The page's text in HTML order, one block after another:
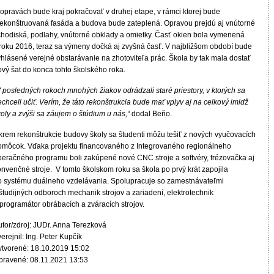
bude kraj pokračovať v druhej etape, v rámci ktorej bude
fasáda a budova bude zateplená. Opravou prejdú aj vnútorné
podlahy, vnútorné obklady a omietky. Časť okien bola vymenená
2016, teraz sa výmeny dočká aj zvyšná časť. V najbližšom období bude
verejné obstarávanie na zhotoviteľa prác. Škola by tak mala dostať
šat do konca tohto školského roka.
posledných rokoch mnohých žiakov odrádzali staré priestory, v ktorých sa
učiť. Verím, že táto rekonštrukcia bude mať vplyv aj na celkový imidž
a zvýši sa záujem o štúdium u nás,“dodal Beňo.
rekonštrukcie budovy školy sa študenti môžu tešiť z nových vyučovacích
Vďaka projektu financovaného z Integrovaného regionálneho
programu boli zakúpené nové CNC stroje a softvéry, frézovačka aj
stroje. V tomto školskom roku sa škola po prvý krát zapojila
systému duálneho vzdelávania. Spolupracuje so zamestnávateľmi
odboroch mechanik strojov a zariadení, elektrotechnik
obrábacích a zváracích strojov.
zdroj: JUDr. Anna Terezková
Ing. Peter Kupčík
18.10.2019 15:02
08.11.2021 13:53